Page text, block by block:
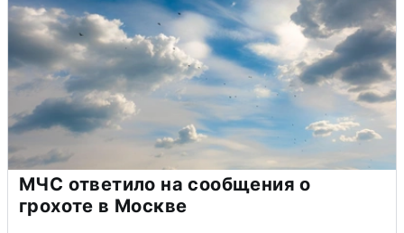
МЧС ответило на сообщения о
грохоте в Москве